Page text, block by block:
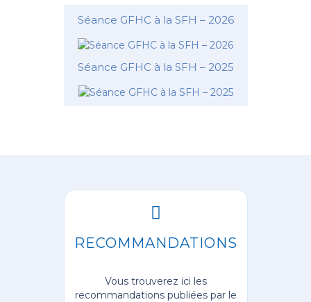
Séance GFHC à la SFH – 2026
Séance GFHC à la SFH – 2025
RECOMMANDATIONS
Vous trouverez ici les
recommandations publiées par le